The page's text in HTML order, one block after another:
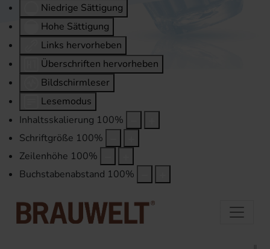
Niedrige Sättigung
Hohe Sättigung
Links hervorheben
Überschriften hervorheben
Bildschirmleser
Lesemodus
Inhaltsskalierung 100%
Schriftgröße 100%
Zeilenhöhe 100%
Buchstabenabstand 100%